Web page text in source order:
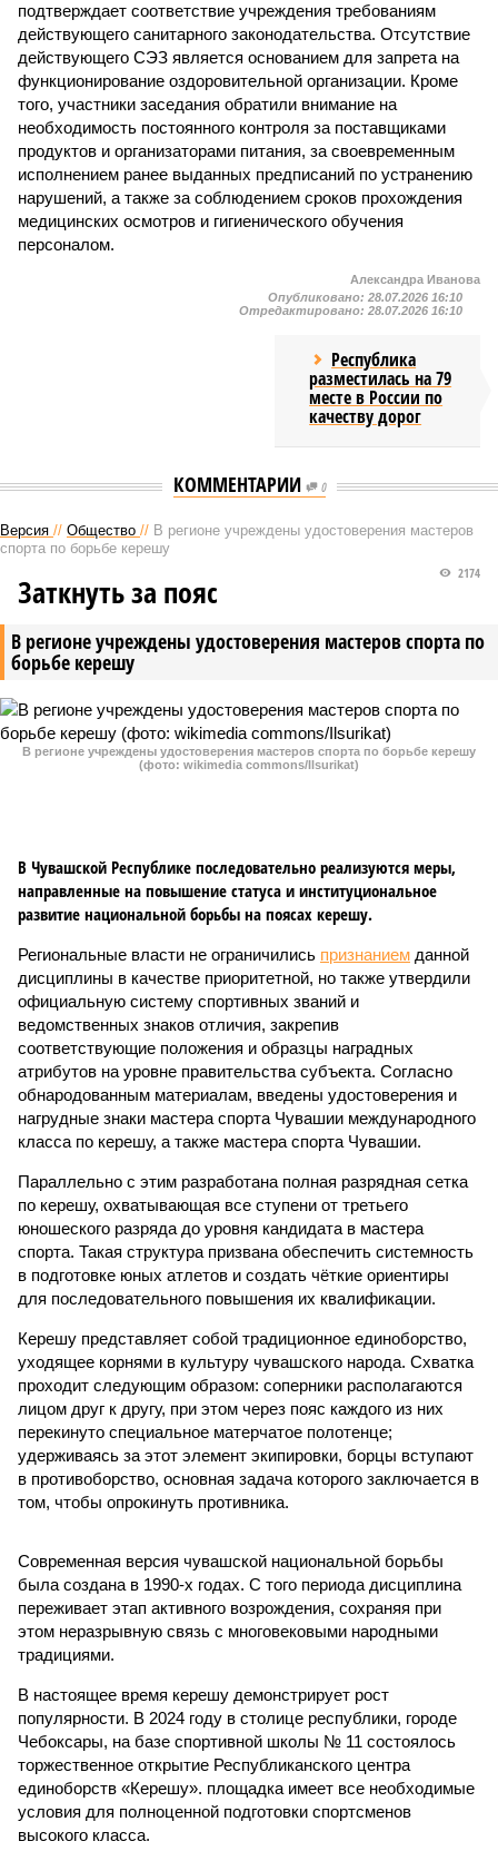
подтверждает соответствие учреждения требованиям
действующего санитарного законодательства. Отсутствие
действующего СЭЗ является основанием для запрета на
функционирование оздоровительной организации. Кроме
того, участники заседания обратили внимание на
необходимость постоянного контроля за поставщиками
продуктов и организаторами питания, за своевременным
исполнением ранее выданных предписаний по устранению
нарушений, а также за соблюдением сроков прохождения
медицинских осмотров и гигиенического обучения
персоналом.
Александра Иванова
Опубликовано: 28.07.2026 16:10
Отредактировано: 28.07.2026 16:10
Республика
разместилась на 79
месте в России по
качеству дорог
КОММЕНТАРИИ 0
Версия // Общество // В регионе учреждены удостоверения мастеров
спорта по борьбе керешу
В регионе учреждены удостоверения мастеров спорта по
борьбе керешу
2174
Заткнуть за пояс
В регионе учреждены удостоверения мастеров спорта по борьбе керешу
(фото: wikimedia commons/Ilsurikat)
В Чувашской Республике последовательно реализуются меры,
направленные на повышение статуса и институциональное
развитие национальной борьбы на поясах керешу.
Региональные власти не ограничились признанием данной
дисциплины в качестве приоритетной, но также утвердили
официальную систему спортивных званий и
ведомственных знаков отличия, закрепив
соответствующие положения и образцы наградных
атрибутов на уровне правительства субъекта. Согласно
обнародованным материалам, введены удостоверения и
нагрудные знаки мастера спорта Чувашии международного
класса по керешу, а также мастера спорта Чувашии.
Параллельно с этим разработана полная разрядная сетка
по керешу, охватывающая все ступени от третьего
юношеского разряда до уровня кандидата в мастера
спорта. Такая структура призвана обеспечить системность
в подготовке юных атлетов и создать чёткие ориентиры
для последовательного повышения их квалификации.
Керешу представляет собой традиционное единоборство,
уходящее корнями в культуру чувашского народа. Схватка
проходит следующим образом: соперники располагаются
лицом друг к другу, при этом через пояс каждого из них
перекинуто специальное матерчатое полотенце;
удерживаясь за этот элемент экипировки, борцы вступают
в противоборство, основная задача которого заключается в
том, чтобы опрокинуть противника.
Современная версия чувашской национальной борьбы
была создана в 1990-х годах. С того периода дисциплина
переживает этап активного возрождения, сохраняя при
этом неразрывную связь с многовековыми народными
традициями.
В настоящее время керешу демонстрирует рост
популярности. В 2024 году в столице республики, городе
Чебоксары, на базе спортивной школы № 11 состоялось
торжественное открытие Республиканского центра
единоборств «Керешу». площадка имеет все необходимые
условия для полноценной подготовки спортсменов
высокого класса.